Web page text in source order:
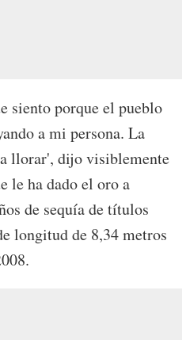
siento porque el pueblo
a mi persona. La
llorar', dijo visiblemente
le ha dado el oro a
de sequía de títulos
longitud de 8,34 metros